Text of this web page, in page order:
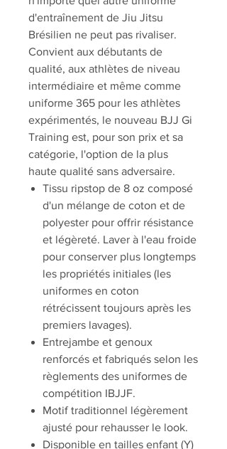
d'entraînement de Jiu Jitsu
Brésilien ne peut pas rivaliser.
Convient aux débutants de
qualité, aux athlètes de niveau
intermédiaire et même comme
uniforme 365 pour les athlètes
expérimentés, le nouveau BJJ Gi
Training est, pour son prix et sa
catégorie, l'option de la plus
haute qualité sans adversaire.
Tissu ripstop de 8 oz composé
d'un mélange de coton et de
polyester pour offrir résistance
et légèreté. Laver à l'eau froide
pour conserver plus longtemps
les propriétés initiales (les
uniformes en coton
rétrécissent toujours après les
premiers lavages).
Entrejambe et genoux
renforcés et fabriqués selon les
règlements des uniformes de
compétition IBJJF.
Motif traditionnel légèrement
ajusté pour rehausser le look.
Disponible en tailles enfant (Y)